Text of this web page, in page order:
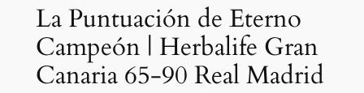
La Puntuación de Eterno
Campeón | Herbalife Gran
Canaria 65-90 Real Madrid